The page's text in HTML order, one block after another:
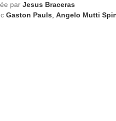
par Jesus Braceras
Gaston Pauls Angelo Mutti